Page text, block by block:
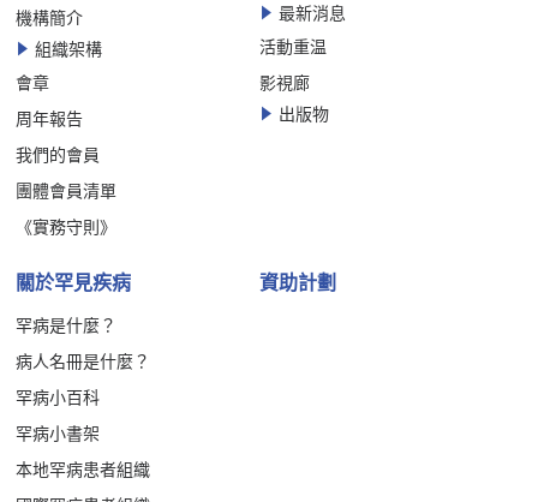
機構簡介
組織架構
會章
周年報告
我們的會員
團體會員清單
《實務守則》
最新消息
活動重温
影視廊
出版物
關於罕見疾病
罕病是什麼？
病人名冊是什麼？
罕病小百科
罕病小書架
本地罕病患者組織
資助計劃